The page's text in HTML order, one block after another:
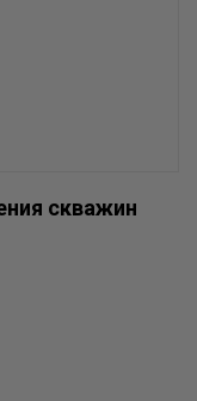
скважин